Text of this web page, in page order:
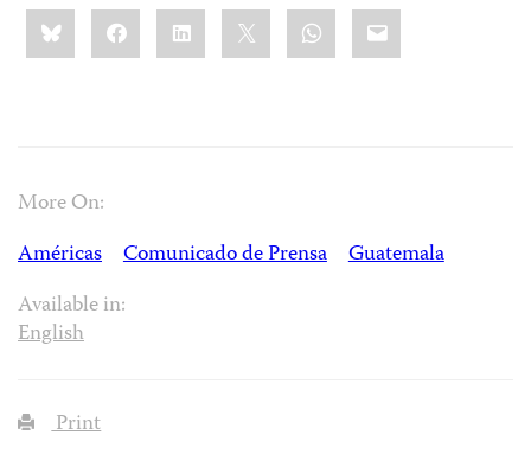
Share
this:BlueskyFacebookLinkedIn WhatsApp
Email
More On:
Américas
Comunicado de Prensa
Guatemala
Available in:
English
Print